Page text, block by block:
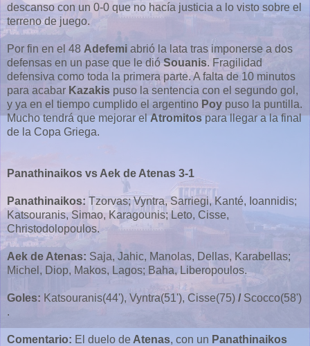
descanso con un 0-0 que no hacía justicia a lo visto sobre el
terreno de juego.
Por fin en el 48 Adefemi abrió la lata tras imponerse a dos
defensas en un pase que le dióSouanis. Fragilidad
defensiva como toda la primera parte. A falta de 10 minutos
para acabar Kazakis puso la sentencia con el segundo gol,
y ya en el tiempo cumplido el argentino Poy puso la puntilla.
Mucho tendrá que mejorar elAtromitospara llegar a la final
de la Copa Griega.
Panathinaikos vs Aek de Atenas 3-1
Panathinaikos: Tzorvas; Vyntra, Sarriegi, Kanté, Ioannidis;
Katsouranis, Simao, Karagounis; Leto, Cisse,
Christodolopoulos.
Aek de Atenas: Saja, Jahic, Manolas, Dellas, Karabellas;
Michel, Diop, Makos, Lagos; Baha, Liberopoulos.
Goles: Katsouranis(44'), Vyntra(51'), Cisse(75) /Scocco(58')
.
Comentario: El duelo de Atenas, con un Panathinaikos